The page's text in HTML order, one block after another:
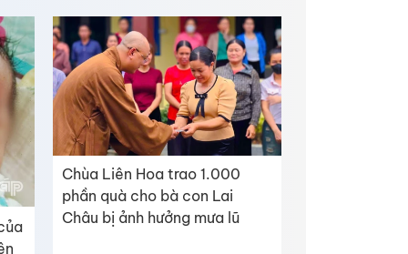
Chùa Liên Hoa trao 1.000
phần quà cho bà con Lai
Châu bị ảnh hưởng mưa lũ